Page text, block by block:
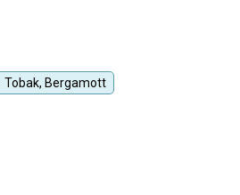
Tobak, Bergamott